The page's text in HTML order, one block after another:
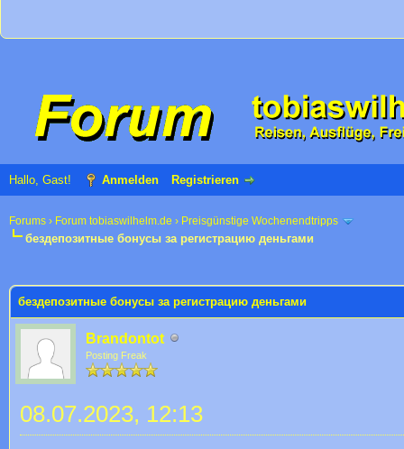
Hallo, Gast! Anmelden Registrieren
Forums › Forum tobiaswilhelm.de › Preisgünstige Wochenendtripps
бездепозитные бонусы за регистрацию деньгами
бездепозитные бонусы за регистрацию деньгами
Brandontot
Posting Freak
08.07.2023, 12:13